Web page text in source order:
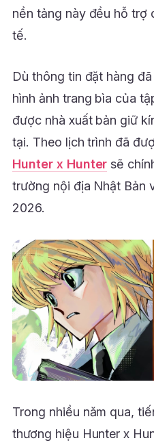
nền tảng này đều hỗ trợ
tế.
Dù thông tin đặt hàng
hình ảnh trang bìa của
được nhà xuất bản giữ
tại. Theo lịch trình đã
Hunter x Hunter sẽ
trường nội địa Nhật Bản
2026.
Trong nhiều năm qua,
thương hiệu Hunter x